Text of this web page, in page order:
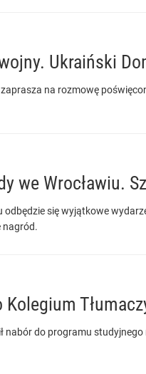
Ukraiński
na rozmowę
we Wrocławiu.
odbędzie się wyjątkowe
nagród.
nabór do programu